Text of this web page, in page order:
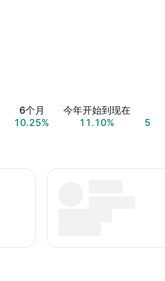
6个月
10.25%
今年开始到现在
11.10%